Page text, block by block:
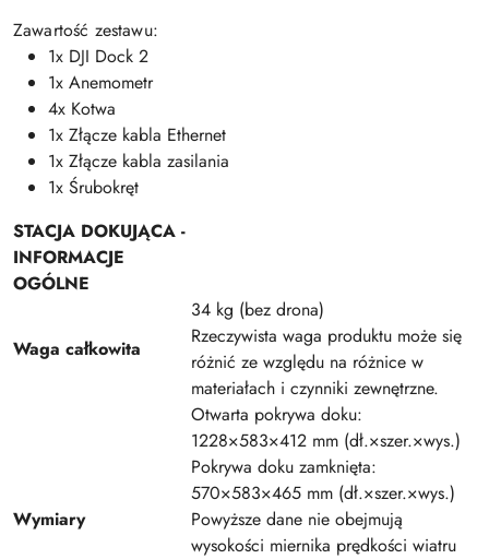
Zawartość zestawu:
1x DJI Dock 2
1x Anemometr
4x Kotwa
1x Złącze kabla Ethernet
1x Złącze kabla zasilania
1x Śrubokręt
STACJA DOKUJĄCA -
INFORMACJE
OGÓLNE
Waga całkowita
34 kg (bez drona)
Rzeczywista waga produktu może się
różnić ze względu na różnice w
materiałach i czynniki zewnętrzne.
Wymiary
Otwarta pokrywa doku:
1228×583×412 mm (dł.×szer.×wys.)
Pokrywa doku zamknięta:
570×583×465 mm (dł.×szer.×wys.)
Powyższe dane nie obejmują
wysokości miernika prędkości wiatru